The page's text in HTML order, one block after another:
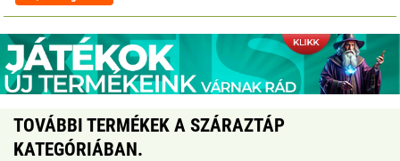
TOVÁBBI TERMÉKEK A SZÁRAZTÁP
KATEGÓRIÁBAN.